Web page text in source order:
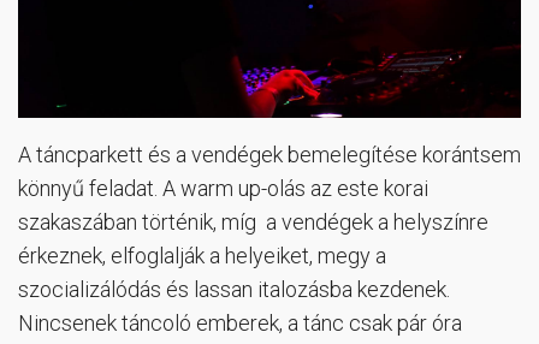
A táncparkett és a vendégek bemelegítése korántsem
könnyű feladat. A warm up-olás az este korai
szakaszában történik, míg a vendégek a helyszínre
érkeznek, elfoglalják a helyeiket, megy a
szocializálódás és lassan italozásba kezdenek.
Nincsenek táncoló emberek, a tánc csak pár óra